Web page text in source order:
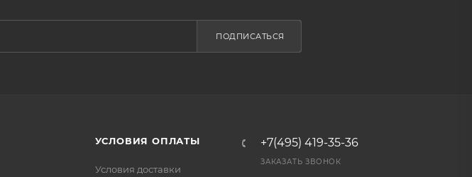
ПОДПИСАТЬСЯ
УСЛОВИЯ ОПЛАТЫ
Условия доставки
+7(495) 419-35-36
ЗАКАЗАТЬ ЗВОНОК